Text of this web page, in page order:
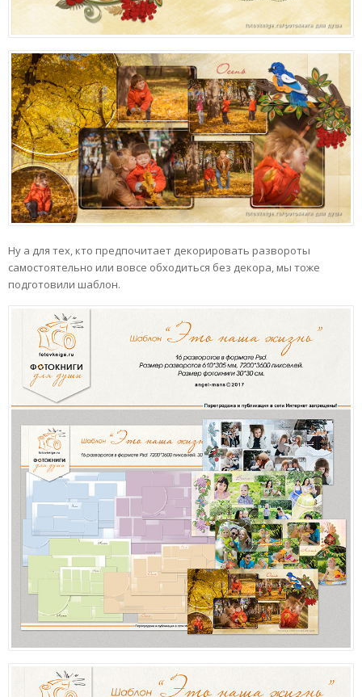
Ну а для тех, кто предпочитает декорировать развороты
самостоятельно или вовсе обходиться без декора, мы тоже
подготовили шаблон.